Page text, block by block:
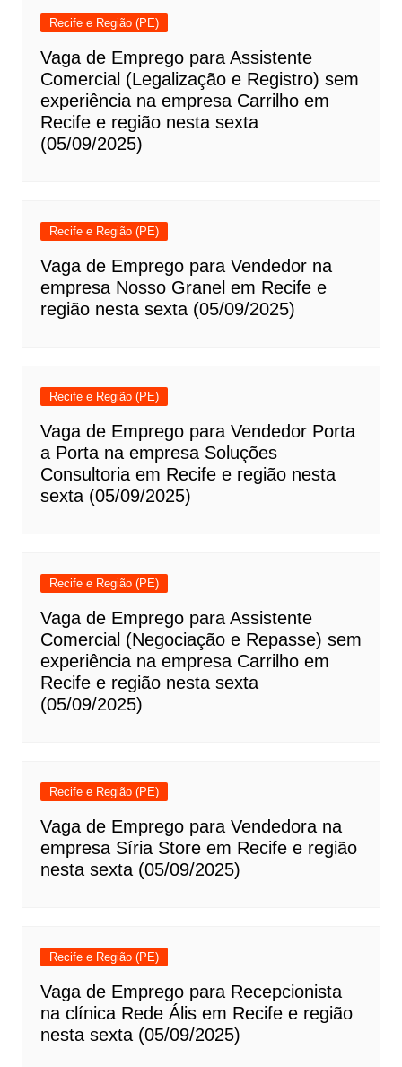
Recife e Região (PE)
Vaga de Emprego para Assistente
Comercial (Legalização e Registro) sem
experiência na empresa Carrilho em
Recife e região nesta sexta
(05/09/2025)
Recife e Região (PE)
Vaga de Emprego para Vendedor na
empresa Nosso Granel em Recife e
região nesta sexta (05/09/2025)
Recife e Região (PE)
Vaga de Emprego para Vendedor Porta
a Porta na empresa Soluções
Consultoria em Recife e região nesta
sexta (05/09/2025)
Recife e Região (PE)
Vaga de Emprego para Assistente
Comercial (Negociação e Repasse) sem
experiência na empresa Carrilho em
Recife e região nesta sexta
(05/09/2025)
Recife e Região (PE)
Vaga de Emprego para Vendedora na
empresa Síria Store em Recife e região
nesta sexta (05/09/2025)
Recife e Região (PE)
Vaga de Emprego para Recepcionista
na clínica Rede Ális em Recife e região
nesta sexta (05/09/2025)